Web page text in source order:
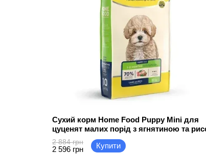
Сухий корм Home Food Puppy Mini для
цуценят малих порід з ягнятиною та
10 кг
2 884 грн
2 596 грн Купити